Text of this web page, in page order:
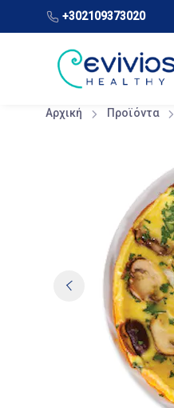
+302109373020
Αρχική Προϊόντα